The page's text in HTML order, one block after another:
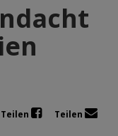
Teilen
Teilen